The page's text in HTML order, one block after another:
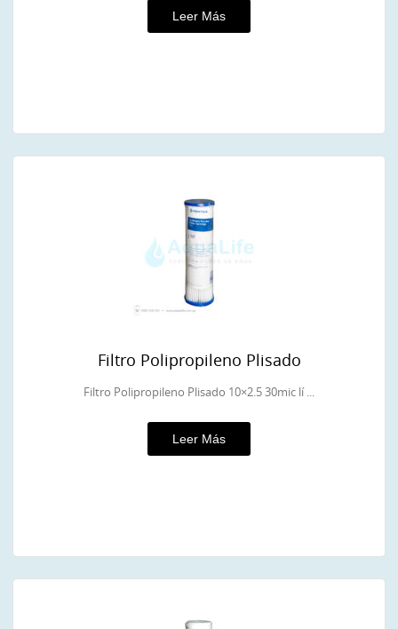
Leer Más
Filtro Polipropileno Plisado
Filtro Polipropileno Plisado 10×2.5 30mic lí ...
Leer Más